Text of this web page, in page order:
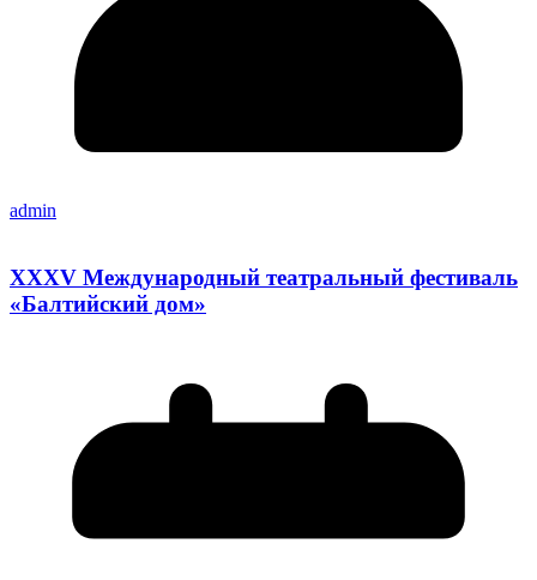
admin
XXXV Международный театральный фестиваль
«Балтийский дом»